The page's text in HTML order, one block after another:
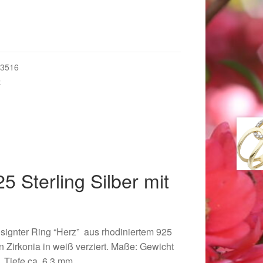
Sterling Silber mit
Ring “Herz” aus rhodiniertem 925
Zirkonia in weiß verziert. Maße: Gewicht